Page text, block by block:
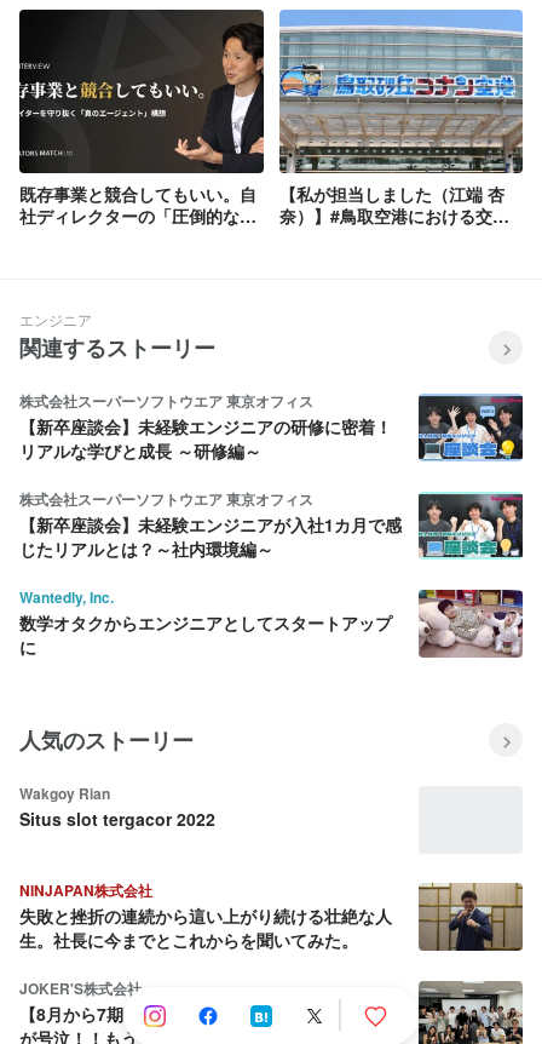
び】
既存事業と競合してもいい。自
社ディレクターの「圧倒的な価
【私が担当しました（江端 杏
奈）】#鳥取空港における交通
エンジニア
関連するストーリー
株式会社スーパーソフトウエア 東京オフィス
【新卒座談会】未経験エンジニアの研修に密着！
リアルな学びと成長 ～研修編～
株式会社スーパーソフトウエア 東京オフィス
【新卒座談会】未経験エンジニアが入社1カ月で感
じたリアルとは？～社内環境編～
Wantedly, Inc.
数学オタクからエンジニアとしてスタートアップ
に
人気のストーリー
Wakgoy Rian
Situs slot tergacor 2022
NINJAPAN株式会社
失敗と挫折の連続から這い上がり続ける壮絶な人
生。社長に今までとこれからを聞いてみた。
JOKER'S株式会社
【8月から7期目へ】会社を売却しようとした社長
が号泣！！もう一度、仲間と業界No.1を取ると決